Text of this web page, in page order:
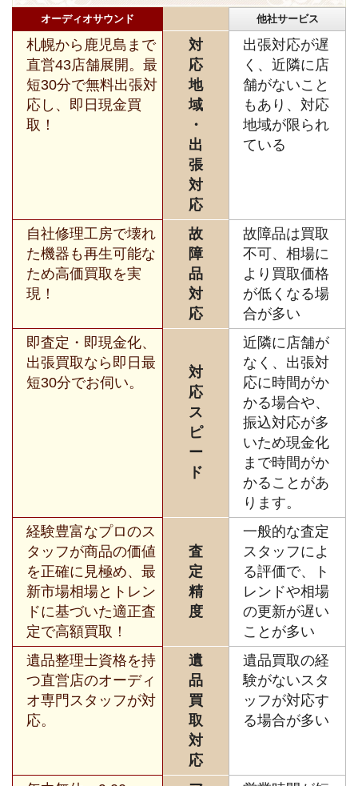
オーディオサウンド 他社サービス
札幌から鹿児島まで
直営43店舗展開。最
短30分で無料出張対
応し、即日現金買
取！
対
応
地
域
・
出
張
対
応
出張対応が遅
く、近隣に店
舗がないこと
もあり、対応
地域が限られ
ている
自社修理工房で壊れ
た機器も再生可能な
ため高価買取を実
現！
故
障
品
対
応
故障品は買取
不可、相場に
より買取価格
が低くなる場
合が多い
即査定・即現金化、
出張買取なら即日最
短30分でお伺い。
対
応
ス
ピ
ー
ド
近隣に店舗が
なく、出張対
応に時間がか
かる場合や、
振込対応が多
いため現金化
まで時間がか
かることがあ
ります。
経験豊富なプロのス
タッフが商品の価値
を正確に見極め、最
新市場相場とトレン
ドに基づいた適正査
定で高額買取！
査
定
精
度
一般的な査定
スタッフによ
る評価で、ト
レンドや相場
の更新が遅い
ことが多い
遺品整理士資格を持
つ直営店のオーディ
オ専門スタッフが対
応。
遺
品
買
取
対
応
遺品買取の経
験がないスタ
ッフが対応す
る場合が多い